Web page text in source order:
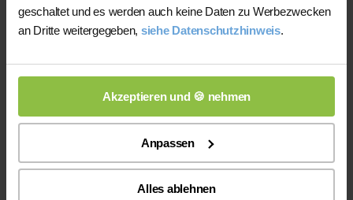
geschaltet und es werden auch keine Daten zu Werbezwecken
an Dritte weitergegeben, siehe Datenschutzhinweis.
Akzeptieren und 🍪 nehmen
Anpassen
Alles ablehnen
Nachhilfe-Team.net unterstützt Sie dabei,
möglichst schnell eine zu Ihrem Bedarf
Ausfall können Sie auf Wunsch bei der
Vermittlung einer anderen Lehrkraft
unterstützt werden.
Die Lehrkräfte gestalten und verantworten
ihren Unterricht eigenständig.
Die jeweilige Lehrkraft stimmt Lernziele,